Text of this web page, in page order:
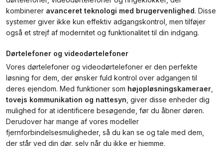
kombinerer avanceret teknologi med brugervenlighed. Disse
systemer giver ikke kun effektiv adgangskontrol, men tilføjer
også et strejf af modernitet og funktionalitet til din indgang.
Dørtelefoner og videodørtelefoner
Vores dørtelefoner og videodørtelefoner er den perfekte
løsning for dem, der ønsker fuld kontrol over adgangen til
deres ejendom. Med funktioner som højopløsningskameraer
tovejs kommunikation og nattesyn , giver disse enheder dig
mulighed for at identificere besøgende, før du åbner døren.
Derudover har mange af vores modeller
fjernforbindelsesmuligheder, så du kan se og tale med dem,
der står ved din dør, selv når du ikke er hjemme.